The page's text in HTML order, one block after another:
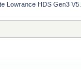
Lowrance HDS Gen3